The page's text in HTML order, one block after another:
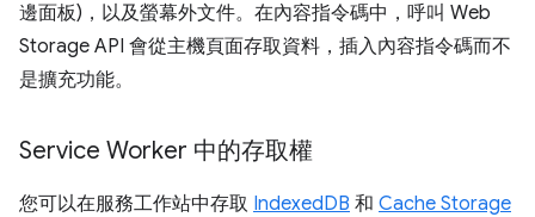
邊面板)，以及螢幕外文件。在內容指令碼中，呼叫 Web
Storage API 會從主機頁面存取資料，插入內容指令碼而不
是擴充功能。
Service Worker 中的存取權
您可以在服務工作站中存取 IndexedDB 和 Cache Storage